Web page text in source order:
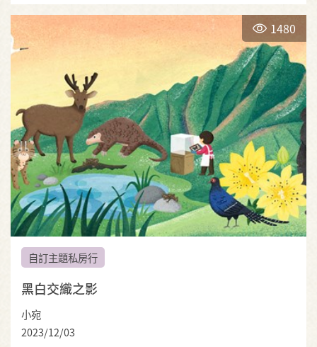
1480
自訂主題私房行
黑白交織之影
小宛
2023/12/03